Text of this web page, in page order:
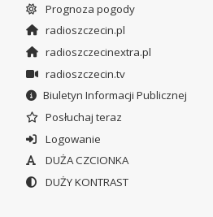
Prognoza pogody
radioszczecin.pl
radioszczecinextra.pl
radioszczecin.tv
Biuletyn Informacji Publicznej
Posłuchaj teraz
Logowanie
DUŻA CZCIONKA
DUŻY KONTRAST